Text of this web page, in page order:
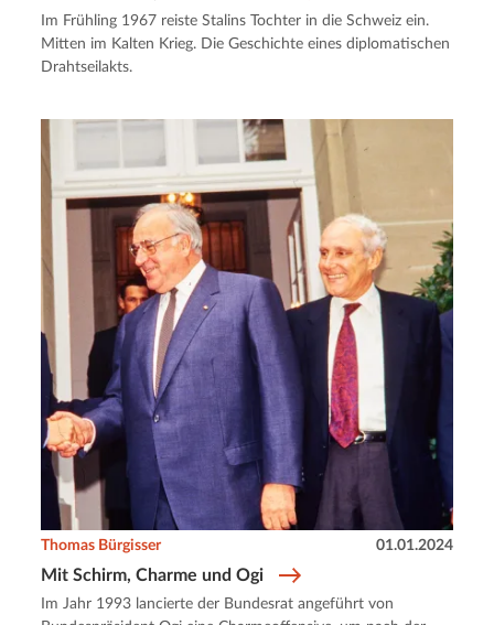
Im Frühling 1967 reiste Stalins Tochter in die Schweiz ein.
Mitten im Kalten Krieg. Die Geschichte eines diplomatischen
Drahtseilakts.
Mit Schirm, Charme und Ogi
Thomas Bürgisser 01.01.2024
Im Jahr 1993 lancierte der Bundesrat angeführt von